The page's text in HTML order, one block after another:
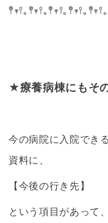
𖤣𖥧𖥣｡𖤣𖥧𖥣｡‪𖤣𖥧𖥣｡𖤣𖥧𖥣｡‪𖤣𖥧𖥣
★療養病棟にもそ
今の病院に入院でき
資料に、
【今後の行き先】
という項目があって、